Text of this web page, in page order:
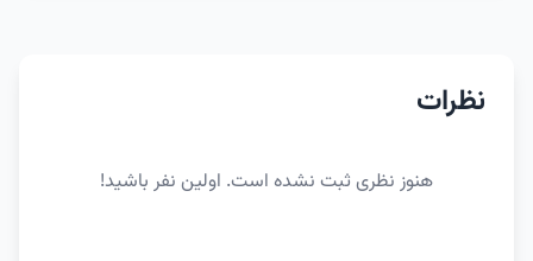
نظرات
هنوز نظری ثبت نشده است. اولین نفر باشید!